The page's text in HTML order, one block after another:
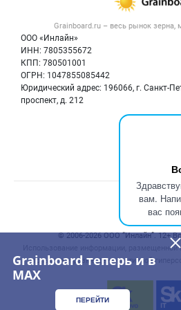
вам.
вас
Grainboard теперь и в
MAX
ПЕРЕЙТИ
Grainboard.ru – весь рынок зерна,
ООО «Инлайн»
ИНН: 7805355672
КПП: 780501001
ОГРН: 1047855085442
Юридический адрес: 196066, г. Санкт-
проспект, д. 212
Контактная
Политика обработки
Крупы
Мука
Добавить
Счетчики, авторское
© 2006‑2026 ООО “Инлайн”. 12+
Использование информации, размещенной
только при размещении активной